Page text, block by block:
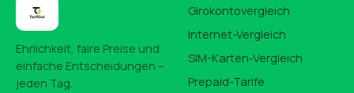
Ehrlichkeit, faire Preise und
einfache Entscheidungen –
jeden Tag.
Girokontovergleich
Internet-Vergleich
SIM-Karten-Vergleich
Prepaid-Tarife